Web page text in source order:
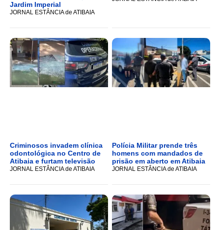
Jardim Imperial
JORNAL ESTÂNCIA de ATIBAIA
Criminosos invadem clínica
odontológica no Centro de
Atibaia e furtam televisão
JORNAL ESTÂNCIA de ATIBAIA
Polícia Militar prende três
homens com mandados de
prisão em aberto em Atibaia
JORNAL ESTÂNCIA de ATIBAIA